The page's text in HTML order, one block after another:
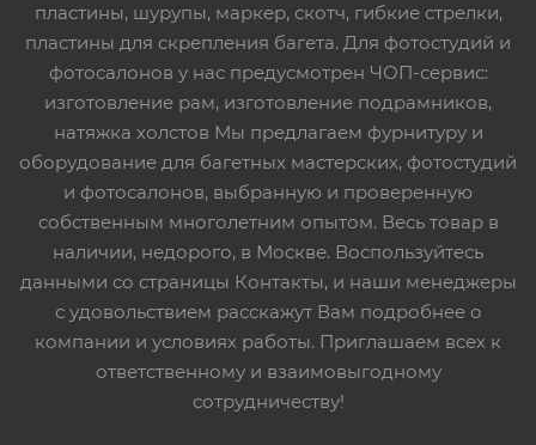
пластины, шурупы, маркер, скотч, гибкие стрелки,
пластины для скрепления багета. Для фотостудий и
фотосалонов у нас предусмотрен ЧОП-сервис:
изготовление рам, изготовление подрамников,
натяжка холстов Мы предлагаем фурнитуру и
оборудование для багетных мастерских, фотостудий
и фотосалонов, выбранную и проверенную
собственным многолетним опытом. Весь товар в
наличии, недорого, в Москве. Воспользуйтесь
данными со страницы Контакты, и наши менеджеры
с удовольствием расскажут Вам подробнее о
компании и условиях работы. Приглашаем всех к
ответственному и взаимовыгодному
сотрудничеству!